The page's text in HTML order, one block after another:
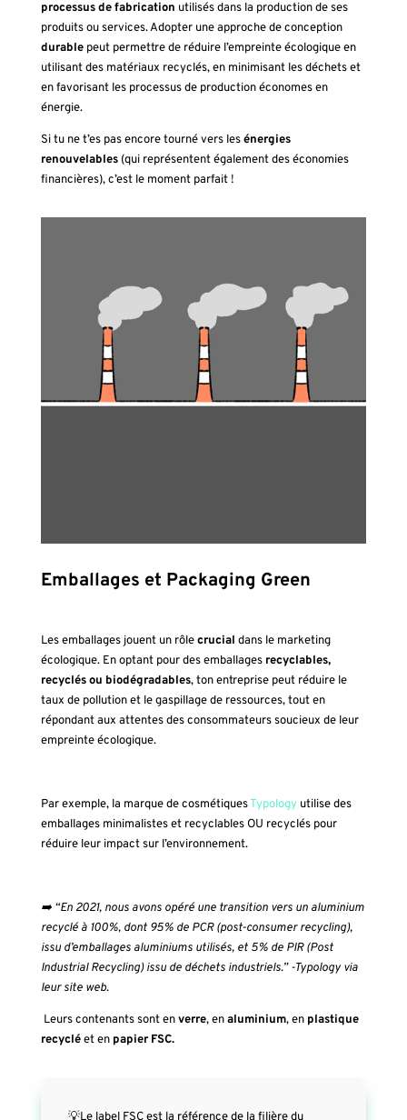
processus de fabrication utilisés dans la production de ses
produits ou services. Adopter une approche de conception
durable peut permettre de réduire l’empreinte écologique en
utilisant des matériaux recyclés, en minimisant les déchets et
en favorisant les processus de production économes en
énergie.
Si tu ne t’es pas encore tourné vers lesénergies
renouvelables(qui représentent également des économies
financières), c’est le moment parfait !
Emballages et Packaging Green
Les emballages jouent un rôlecrucial dans le marketing
écologique. En optant pour des emballages recyclables,
recyclés ou biodégradables, ton entreprise peut réduire le
taux de pollution et le gaspillage de ressources, tout en
répondant aux attentes des consommateurs soucieux de leur
empreinte écologique.
Par exemple, la marque de cosmétiquesTypology utilise des
emballages minimalistes et recyclables OU recyclés pour
réduire leur impact sur l’environnement.
➡️ “En 2021, nous avons opéré une transition vers un aluminium
recyclé à 100%, dont 95% de PCR (post-consumer recycling),
issu d’emballages aluminiums utilisés, et 5% de PIR (Post
Industrial Recycling) issu de déchets industriels.” -Typology via
leur site web.
Leurs contenants sont enverre, enaluminium, en plastique
recycléet en papier FSC.